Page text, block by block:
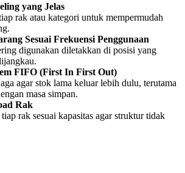
yang Jelas
rak atau kategori untuk mempermudah
Sesuai Frekuensi Penggunaan
digunakan diletakkan di posisi yang
FIFO (First In First Out)
agar stok lama keluar lebih dulu, terutama
masa simpan.
Rak
rak sesuai kapasitas agar struktur tidak